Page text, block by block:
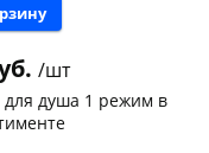
/шт
для душа 1 режим в